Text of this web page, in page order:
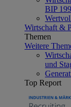
BIP
Wirtschaft &
Themen
Weitere
und
Top Report